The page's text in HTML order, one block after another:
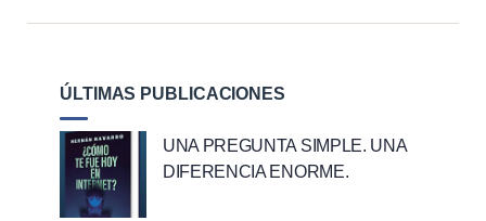
ÚLTIMAS PUBLICACIONES
UNA PREGUNTA SIMPLE. UNA
DIFERENCIA ENORME.